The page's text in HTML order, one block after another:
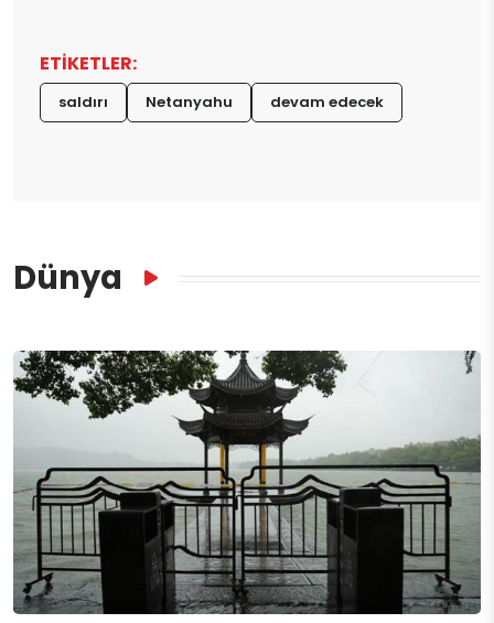
ETİKETLER:
saldırı Netanyahu devam edecek
Dünya